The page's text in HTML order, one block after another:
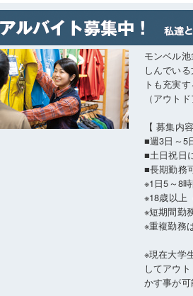
モンベル
しんでい
トも充実
（アウト
【 募集内容
■週3日～5
■土日祝日
■長期勤務
※1日5～8時
※18歳以上
※短期間勤
※重複勤務
※現在大学
してアウ
かす事が可